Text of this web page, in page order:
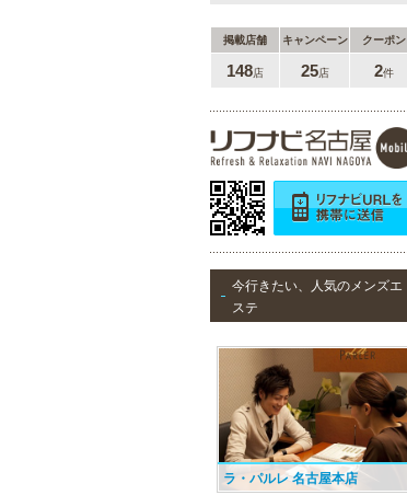
掲載店舗 キャンペーン クーポン
148店 25店 2件
今行きたい、人気のメンズエ
ステ
ラ・パルレ 名古屋本店